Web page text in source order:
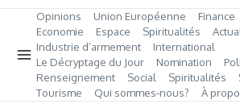
Opinions Union Européenne
Finance
Economie
Espace Spiritualités
Industrie d’armement
International
Le Décryptage du Jour
Nomination
Renseignement
Social Spiritualités
Tourisme
Qui sommes‑nous? À